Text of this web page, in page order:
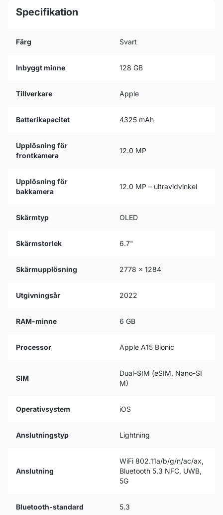
Specifikation
Färg Svart
Inbyggt minne 128 GB
Tillverkare Apple
Batterikapacitet 4325 mAh
Upplösning för
frontkamera
12.0 MP
Upplösning för
bakkamera
12.0 MP – ultravidvinkel
Skärmtyp OLED
Skärmstorlek 6.7"
Skärmupplösning 2778 x 1284
Utgivningsår 2022
RAM-minne 6 GB
Processor Apple A15 Bionic
SIM
Dual-SIM (eSIM, Nano-SI
M)
Operativsystem iOS
Anslutningstyp Lightning
Anslutning
WiFi 802.11a/b/g/n/ac/ax,
Bluetooth 5.3 NFC, UWB,
5G
Bluetooth-standard 5.3